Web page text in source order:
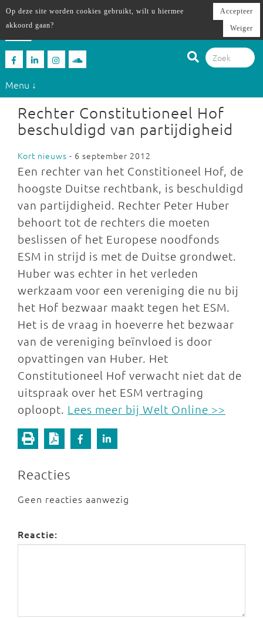
Menu ↓
Rechter Constitutioneel Hof
beschuldigd van partijdigheid
Kort nieuws - 6 september 2012
Een rechter van het Constitioneel Hof, de
hoogste Duitse rechtbank, is beschuldigd
van partijdigheid. Rechter Peter Huber
behoort tot de rechters die moeten
beslissen of het Europese noodfonds
ESM in strijd is met de Duitse grondwet.
Huber was echter in het verleden
werkzaam voor een vereniging die nu bij
het Hof bezwaar maakt tegen het ESM.
Het is de vraag in hoeverre het bezwaar
van de vereniging beïnvloed is door
opvattingen van Huber. Het
Constitutioneel Hof verwacht niet dat de
uitspraak over het ESM vertraging
oploopt. Lees meer bij Welt Online >>
Reacties
Geen reacties aanwezig
Reactie:
Op deze site worden cookies gebruikt, wilt u hiermee
akkoord gaan?
Accepteer
Weiger